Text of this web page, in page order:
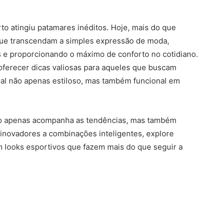
atingiu patamares inéditos. Hoje, mais do que
transcendam a simples expressão de moda,
proporcionando o máximo de conforto no cotidiano.
dicas valiosas para aqueles que buscam
não apenas estiloso, mas também funcional em
acompanha as tendências, mas também
a combinações inteligentes, explore
esportivos que fazem mais do que seguir a